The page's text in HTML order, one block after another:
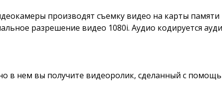
производят съемку видео на карты
разрешение видео 1080i. Аудио кодируется
в нем вы получите видеоролик, сделанный с